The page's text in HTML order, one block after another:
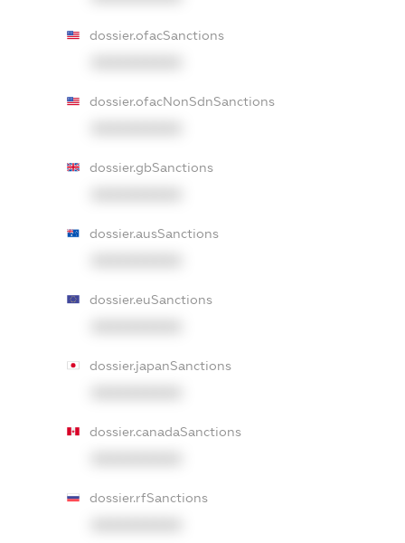
dossier.ofacSanctions
dossier.ofacNonSdnSanctions
dossier.gbSanctions
dossier.ausSanctions
dossier.euSanctions
dossier.japanSanctions
dossier.canadaSanctions
dossier.rfSanctions